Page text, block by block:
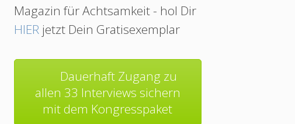
Magazin für Achtsamkeit - hol Dir
HIERjetzt Dein Gratisexemplar
Dauerhaft Zugang zu
allen 33 Interviews sichern
mit dem Kongresspaket